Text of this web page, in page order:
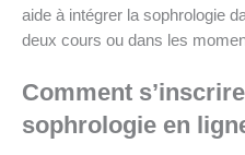
aide à intégrer la sophrologie
deux cours ou dans les
Comment
sophrologie en